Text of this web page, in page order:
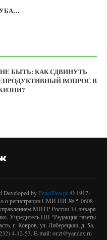
БЫТЬ: КАК СДВИНУТЬ
ВОПРОС В
Developed byPenciDesign© 1917-
о регистрации СМИ ПИ № 5-0608
МПТР России 14 января
Учредитель НП "Редакция газеты
г. Ковров, ул. Либерецкая, д. 5а,
4-12-53. E-mail: or.zt@yandex.ru